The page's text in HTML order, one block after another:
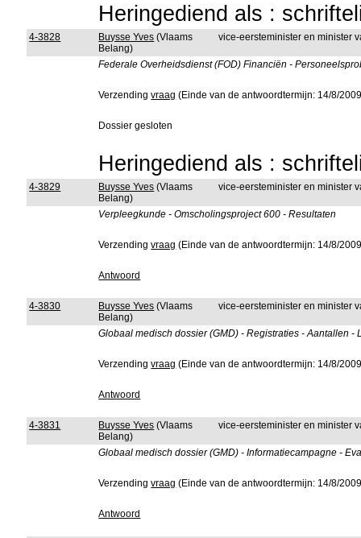
Heringediend als :
4-3828 Buysse Yves (Vlaams
Belang)
vice-eersteminister en minister
Federale Overheidsdienst (FOD) Financiën -
Verzendingvraag (Einde van de antwoordtermijn: 14/8/
Dossier gesloten
Heringediend als :
4-3829 Buysse Yves (Vlaams
Belang)
vice-eersteminister en minister
Verpleegkunde - Omscholingsproject 600 - Resultaten
Verzendingvraag (Einde van de antwoordtermijn: 14/8/
Antwoord
4-3830 Buysse Yves (Vlaams
Belang)
vice-eersteminister en minister
Globaal medisch dossier (GMD) - Registraties - Aantallen -
Verzendingvraag (Einde van de antwoordtermijn: 14/8/
Antwoord
4-3831 Buysse Yves (Vlaams
Belang)
vice-eersteminister en minister
Globaal medisch dossier (GMD) - Informatiecampagne -
Verzendingvraag (Einde van de antwoordtermijn: 14/8/
Antwoord